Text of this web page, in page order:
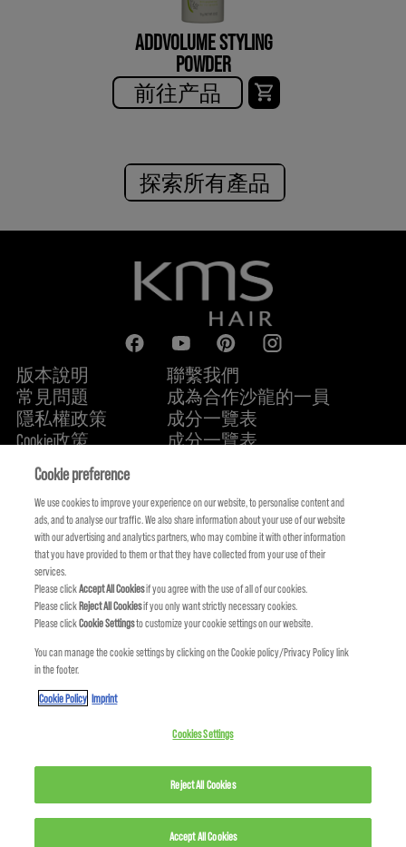
ADDVOLUME STYLING
POWDER
前往产品
探索所有產品
版本說明
常見問題
隱私權政策
Cookie政策
關於我們
聯繫我們
成為合作沙龍的一員
成分一覽表
成分一覽表
Cookie preference
We use cookies to improve your experience on our website, to personalise content and
ads, and to analyse our traffic. We also share information about your use of our website
with our advertising and analytics partners, who may combine it with other information
that you have provided to them or that they have collected from your use of their
services.
Please clickAccept All Cookiesif you agree with the use of all of our cookies.
Please clickReject All Cookiesif you only want strictly necessary cookies.
Please clickCookie Settingsto customize your cookie settings on our website.
You can manage the cookie settings by clicking on the Cookie policy/Privacy Policy link
in the footer.
Cookie Policy Imprint
Cookies Settings
Reject All Cookies
Accept All Cookies